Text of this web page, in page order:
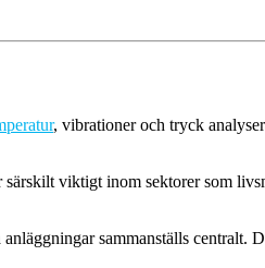
, vibrationer och tryck
viktigt inom sektorer som
sammanställs centralt.